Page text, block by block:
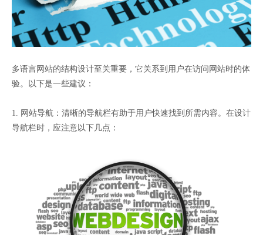
多语言网站的结构设计至关重要，它关系到用户在访问网站时的体
验。以下是一些建议：
1. 网站导航：清晰的导航栏有助于用户快速找到所需内容。在设计
导航栏时，应注意以下几点：